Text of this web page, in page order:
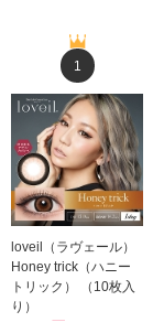
1
loveil（ラヴェール）
Honey trick（ハニー
トリック） （10枚入
り）